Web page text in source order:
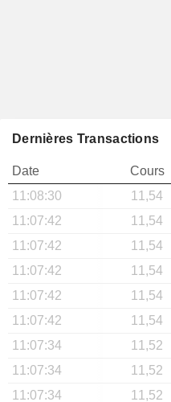
Dernières Transactions
Date Cours
11:08:30
11,54
11:07:42
11,54
11:07:42
11,54
11:07:42
11,54
11:07:42
11,54
11:07:42
11,54
11:07:34
11,52
11:07:34
11,52
11:07:34
11,52